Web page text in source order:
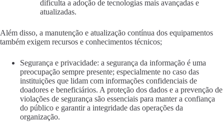
dificulta a adoção de tecnologias mais avançadas e
atualizadas.
Além disso, a manutenção e atualização contínua dos equipamentos
também exigem recursos e conhecimentos técnicos;
Segurança e privacidade: a segurança da informação é uma
preocupação sempre presente; especialmente no caso das
instituições que lidam com informações confidenciais de
doadores e beneficiários. A proteção dos dados e a prevenção de
violações de segurança são essenciais para manter a confiança
do público e garantir a integridade das operações da
organização.